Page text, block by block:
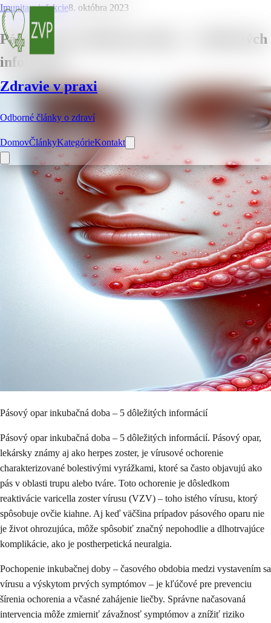
Zdravie v praxi
Odborné články o zdraví
DomovČlánkyKategórieKontakt
Imunita a infekcie8. októbra 2023
Pásový opar inkubačná doba – 5 dôležitých
informácií
Pásový opar inkubačná doba – 5 dôležitých informácií
Pásový opar inkubačná doba – 5 dôležitých informácií. Pásový opar,
lekársky známy aj ako herpes zoster, je vírusové ochorenie
charakterizované bolestivými vyrážkami, ktoré sa často objavujú ako
pás v oblasti trupu alebo tváre. Toto ochorenie je dôsledkom
reaktivácie varicella zoster vírusu (VZV) – toho istého vírusu, ktorý
spôsobuje ovčie kiahne. Aj keď väčšina prípadov pásového oparu nie
je život ohrozujúca, môže spôsobiť značný nepohodlie a dlhotrvajúce
komplikácie, ako je postherpetická neuralgia.
Pochopenie inkubačnej doby – časového obdobia medzi vystavením sa
vírusu a výskytom prvých symptómov – je kľúčové pre prevenciu
šírenia ochorenia a včasné zahájenie liečby. Správne načasovaná
intervencia môže zmierniť závažnosť symptómov a znížiť riziko